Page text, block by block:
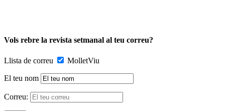
Vols rebre la revista setmanal al teu correu?
Llista de correu MolletViu
El teu nom
Correu: